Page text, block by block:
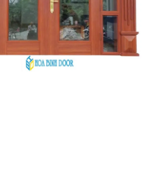
to enlarge